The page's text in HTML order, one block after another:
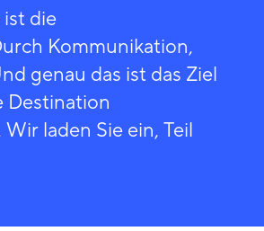
ist die
Kommunikation,
genau das ist das Ziel
Destination
laden Sie ein, Teil